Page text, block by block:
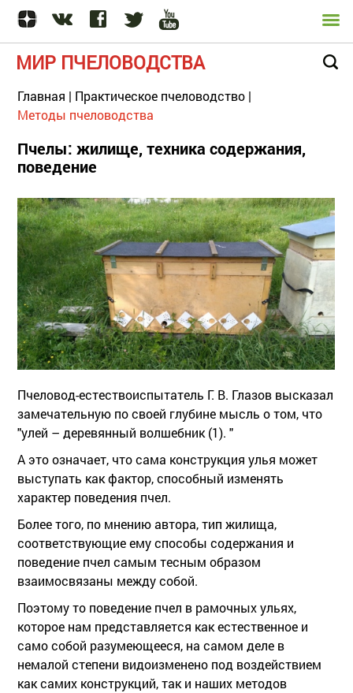
МИР ПЧЕЛОВОДСТВА
Главная | Практическое пчеловодство |
Методы пчеловодства
Пчелы: жилище, техника содержания,
поведение
Пчеловод-естествоиспытатель Г. В. Глазов высказал
замечательную по своей глубине мысль о том, что
"улей – деревянный волшебник (1). "
А это означает, что сама конструкция улья может
выступать как фактор, способный изменять
характер поведения пчел.
Более того, по мнению автора, тип жилища,
соответствующие ему способы содержания и
поведение пчел самым тесным образом
взаимосвязаны между собой.
Поэтому то поведение пчел в рамочных ульях,
которое нам представляется как естественное и
само собой разумеющееся, на самом деле в
немалой степени видоизменено под воздействием
как самих конструкций, так и наших методов